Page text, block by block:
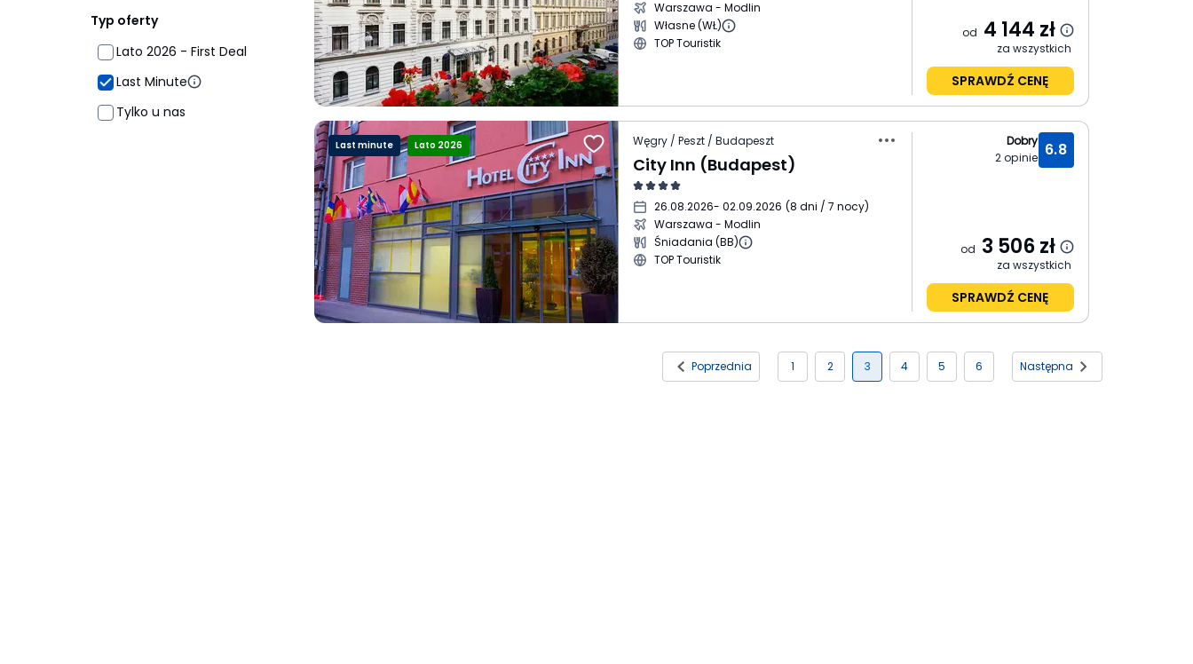
Typ oferty
Lato 2026 - First Deal
Last Minute
Tylko u nas
Warszawa - Modlin
Własne (WŁ)
TOP Touristik
od 4 144 zł
za wszystkich
SPRAWDŹ CENĘ
Last minute Lato 2026 Węgry / Peszt / Budapeszt
City Inn (Budapest)
26.08.2026- 02.09.2026 (8 dni / 7 nocy)
Warszawa - Modlin
Śniadania (BB)
TOP Touristik
6.8
Dobry
2opinie
od 3 506 zł
za wszystkich
SPRAWDŹ CENĘ
Poprzednia 1 2 3 4 5 6 Następna